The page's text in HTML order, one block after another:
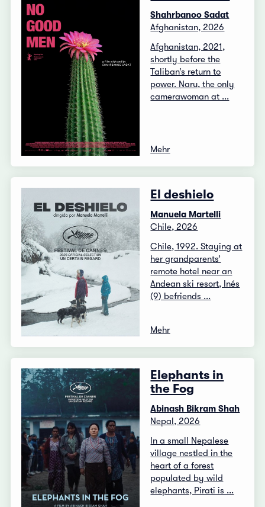
Shahrbanoo Sadat
Afghanistan, 2026
Afghanistan, 2021,
shortly before the
Taliban’s return to
power. Naru, the only
camerawoman at ...
Mehr
El deshielo
Manuela Martelli
Chile, 2026
Chile, 1992. Staying at
her grandparents’
remote hotel near an
Andean ski resort, Inés
(9) befriends ...
Mehr
Elephants in
the Fog
Abinash Bikram Shah
Nepal, 2026
In a small Nepalese
village nestled in the
heart of a forest
populated by wild
elephants, Pirati is ...